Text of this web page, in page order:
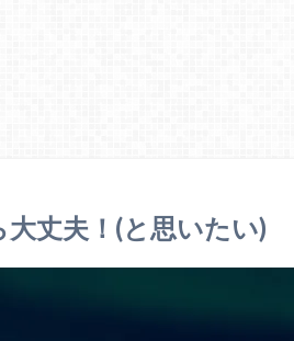
丈夫！(と思いたい)